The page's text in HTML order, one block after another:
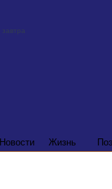
Новости Жизнь